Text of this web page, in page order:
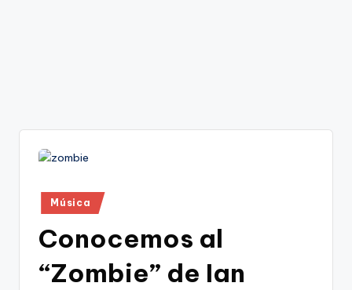
Publicado
en
Música
Conocemos al
“Zombie” de Ian